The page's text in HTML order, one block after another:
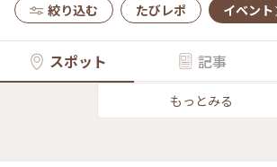
絞り込む たびレポ イベント
スポット 記事
もっとみる